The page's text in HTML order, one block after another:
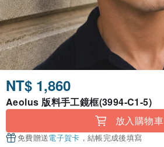
NT$ 1,860
Aeolus 版料手工鏡框(3994-C1-5)
放入購物車
免費贈送電子賀卡 ，結帳完成後填寫